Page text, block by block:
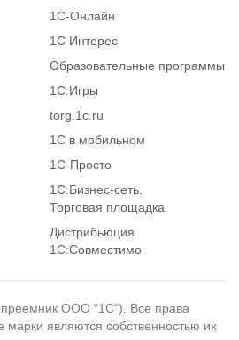
1С-Онлайн
1С Интерес
Образовательные программы
1С:Игры
torg.1c.ru
1С в мобильном
1C-Просто
1С:Бизнес-сеть.
Торговая площадка
Дистрибьюция
1С:Совместимо
ООО "1С"). Все права
являются собственностью их